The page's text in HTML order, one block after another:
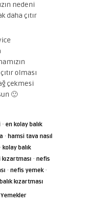
nedeni
daha çıtır
olması
çekmesi
🙂
· en kolay balık
· hamsi tava nasıl
· kolay balık
kızartması · nefis
· nefis yemek·
kızartması
Yemekler